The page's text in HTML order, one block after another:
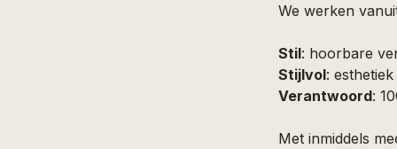
We werken
Stil: hoorbare
Stijlvol:
Verantwoord:
Met inmiddels